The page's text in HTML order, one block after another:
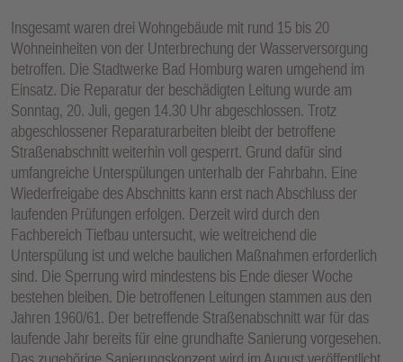
Insgesamt waren drei Wohngebäude mit rund 15 bis 20
Wohneinheiten von der Unterbrechung der Wasserversorgung
betroffen. Die Stadtwerke Bad Homburg waren umgehend im
Einsatz. Die Reparatur der beschädigten Leitung wurde am
Sonntag, 20. Juli, gegen 14.30 Uhr abgeschlossen. Trotz
abgeschlossener Reparaturarbeiten bleibt der betroffene
Straßenabschnitt weiterhin voll gesperrt. Grund dafür sind
umfangreiche Unterspülungen unterhalb der Fahrbahn. Eine
Wiederfreigabe des Abschnitts kann erst nach Abschluss der
laufenden Prüfungen erfolgen. Derzeit wird durch den
Fachbereich Tiefbau untersucht, wie weitreichend die
Unterspülung ist und welche baulichen Maßnahmen erforderlich
sind. Die Sperrung wird mindestens bis Ende dieser Woche
bestehen bleiben. Die betroffenen Leitungen stammen aus den
Jahren 1960/61. Der betreffende Straßenabschnitt war für das
laufende Jahr bereits für eine grundhafte Sanierung vorgesehen.